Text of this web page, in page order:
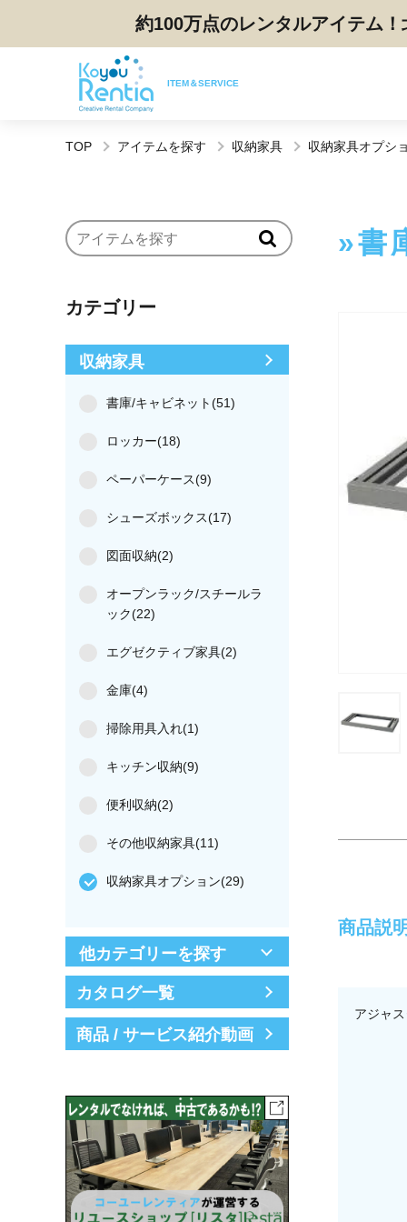
約100万点のレンタルアイテム！
ITEM＆SERVICE
TOP アイテムを探す 収納家具 収納家具オプシ
カテゴリー
収納家具
書庫/キャビネット(51)
ロッカー(18)
ペーパーケース(9)
シューズボックス(17)
図面収納(2)
オープンラック/スチールラ
ック(22)
エグゼクティブ家具(2)
金庫(4)
掃除用具入れ(1)
キッチン収納(9)
便利収納(2)
その他収納家具(11)
収納家具オプション(29)
他カテゴリーを探す
カタログ一覧
商品 / サービス紹介動画
書
商品説
アジャ